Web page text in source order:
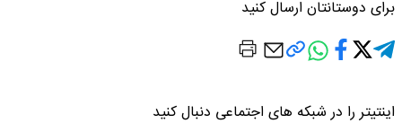
برای دوستانتان ارسال کنید
اینتیتر را در شبکه های اجتماعی دنبال کنید